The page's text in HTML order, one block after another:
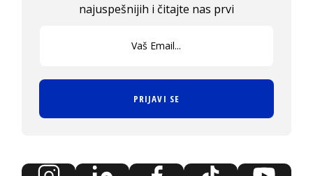
najuspešnijih i čitajte nas prvi
PRIJAVI SE